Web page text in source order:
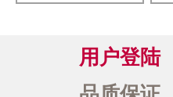
用户登陆